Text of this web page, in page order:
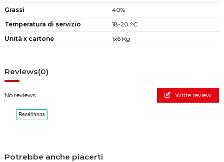
Grassi
40%
Temperatura di servizio
18-20 °C
Unità x cartone
1x6 Kg
Reviews(0)
No reviews Write review
Potrebbe anche piacerti